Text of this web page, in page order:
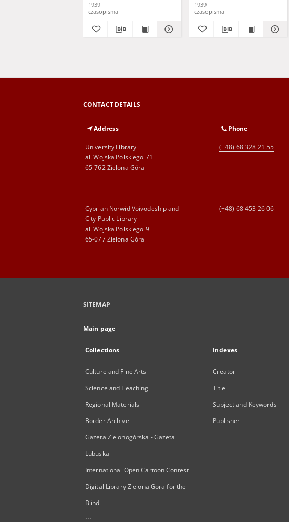
1939
czasopisma
1939
czasopisma
CONTACT DETAILS
Address
University Library
al. Wojska Polskiego 71
65-762 Zielona Góra
Phone
(+48) 68 328 21 55
Cyprian Norwid Voivodeship and
City Public Library
al. Wojska Polskiego 9
65-077 Zielona Góra
(+48) 68 453 26 06
SITEMAP
Main page
Collections
Culture and Fine Arts
Science and Teaching
Regional Materials
Border Archive
Gazeta Zielonogórska - Gazeta
Lubuska
International Open Cartoon Contest
Digital Library Zielona Gora for the
Blind
...
Indexes
Creator
Title
Subject and Keywords
Publisher